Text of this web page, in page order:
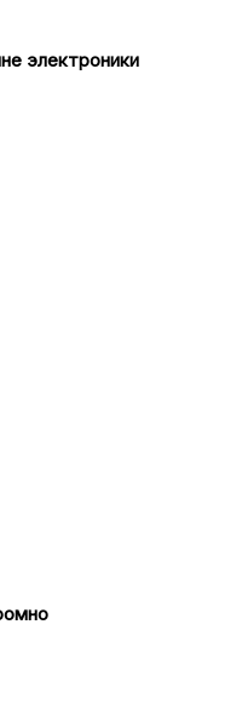
электроники